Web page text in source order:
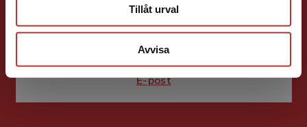
Tillåt urval
Avvisa
Förlagskoordinator Kurslitteratur och
046-31 21 61
E-post